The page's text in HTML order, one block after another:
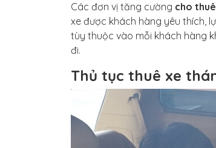
Các đơn vị tăng cường cho
xe được khách hàng yêu thích,
tùy thuộc vào mỗi khách hàng
đi.
Thủ tục thuê xe